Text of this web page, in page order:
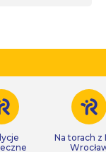
Na torach z